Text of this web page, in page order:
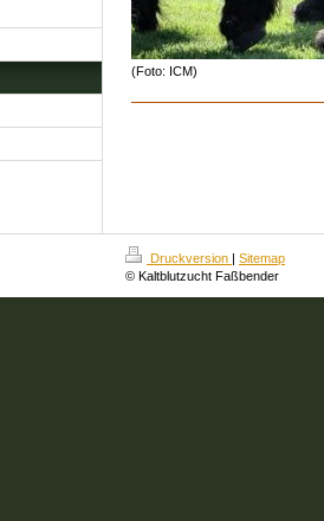
(Foto: ICM)
Druckversion | Sitemap
© Kaltblutzucht Faßbender